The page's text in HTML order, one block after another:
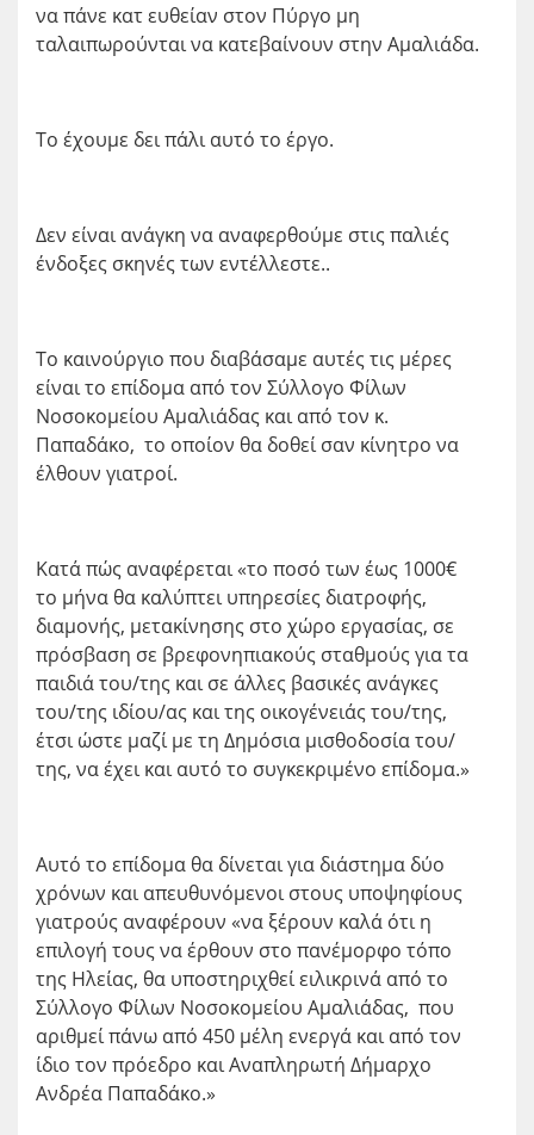
να πάνε κατ ευθείαν στον Πύργο μη
ταλαιπωρούνται να κατεβαίνουν στην Αμαλιάδα.
Το έχουμε δει πάλι αυτό το έργο.
Δεν είναι ανάγκη να αναφερθούμε στις παλιές
ένδοξες σκηνές των εντέλλεστε..
Το καινούργιο που διαβάσαμε αυτές τις μέρες
είναι το επίδομα από τον Σύλλογο Φίλων
Νοσοκομείου Αμαλιάδας και από τον κ.
Παπαδάκο, το οποίον θα δοθεί σαν κίνητρο να
έλθουν γιατροί.
Κατά πώς αναφέρεται «το ποσό των έως 1000€
το μήνα θα καλύπτει υπηρεσίες διατροφής,
διαμονής, μετακίνησης στο χώρο εργασίας, σε
πρόσβαση σε βρεφονηπιακούς σταθμούς για τα
παιδιά του/της και σε άλλες βασικές ανάγκες
του/της ιδίου/ας και της οικογένειάς του/της,
έτσι ώστε μαζί με τη Δημόσια μισθοδοσία του/
της, να έχει και αυτό το συγκεκριμένο επίδομα.»
Αυτό το επίδομα θα δίνεται για διάστημα δύο
χρόνων και απευθυνόμενοι στους υποψηφίους
γιατρούς αναφέρουν «να ξέρουν καλά ότι η
επιλογή τους να έρθουν στο πανέμορφο τόπο
της Ηλείας, θα υποστηριχθεί ειλικρινά από το
Σύλλογο Φίλων Νοσοκομείου Αμαλιάδας, που
αριθμεί πάνω από 450 μέλη ενεργά και από τον
ίδιο τον πρόεδρο και Αναπληρωτή Δήμαρχο
Ανδρέα Παπαδάκο.»